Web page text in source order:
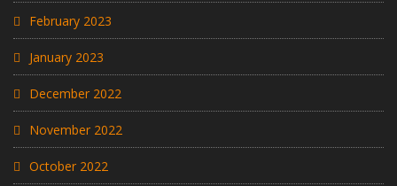
February 2023
January 2023
December 2022
November 2022
October 2022